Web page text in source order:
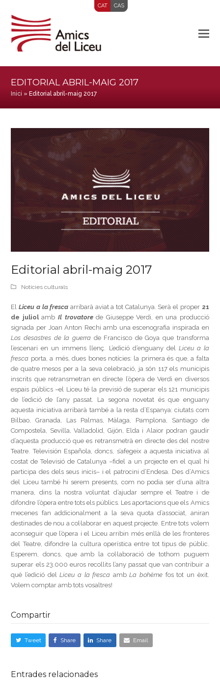
CAT CAS
EDITORIAL ABRIL-MAIG 2017
Inici » Editorial abril-maig 2017
Editorial abril-maig 2017
Notícies culturals
ElLiceu a la fresca arribarà aviat a tot Catalunya. Serà el proper 21
de juliolamb Il trovatorede Giuseppe Verdi, en una producció
signada per Joan Anton Rechi amb una escenografia inspirada en
Los desastres de la guerra de Francisco de Goya que transforma
l’escenari en un immens llenç. L’edició d’enguany del Liceu a la
fresca porta, a més, dues bones notícies: la primera és que, a falta
de quatre mesos per a la seva celebració, ja són 117 els municipis
inscrits que retransmetran en directe l’òpera de Verdi en diversos
espais públics –el Liceu té la previsió de superar els 121 municipis
de l’edició de l’any passat. La segona novetat és que enguany
aquesta iniciativa arribarà també a la resta d’Espanya: ciutats com
Bilbao, Granada, Las Palmas, Màlaga, Pamplona, Santiago de
Compostela, Sevilla, Valladolid, Gijón, Elda i Alaior podran gaudir
d’aquesta producció que es retransmetrà en directe des del nostre
Teatre. Televisión Española, doncs, s’afegeix a aquesta iniciativa al
costat de Televisió de Catalunya –fidel a un projecte en el qual hi
participa des dels seus inicis– i el patrocini d’Endesa. Des d’Amics
del Liceu també hi serem presents, com no podia ser d’una altra
manera, dins la nostra voluntat d’ajudar sempre el Teatre i de
difondre l’òpera entre tots els públics. Les aportacions que els Amics
mecenes fan addicionalment a la seva quota d’associat, aniran
destinades de nou a col·laborar en aquest projecte. Entre tots volem
aconseguir que l’òpera i el Liceu arribin més enllà de les fronteres
del Teatre, difondre la cultura operística entre tot tipus de públic.
Esperem, doncs, que amb la col·laboració de tothom puguem
superar els 23.000 euros recollits l’any passat que van contribuir a
què l’edició delLiceu a la fresca ambLa bohème fos tot un èxit.
Volem comptar amb tots vosaltres!
Compartir
Tweet Share Share Email
Entrades relacionades